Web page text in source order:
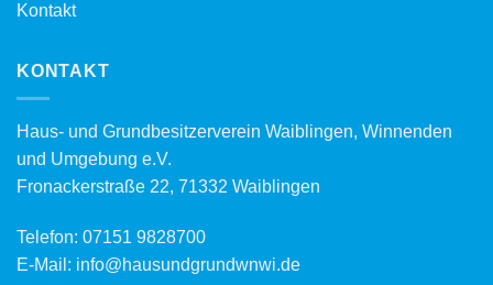
Kontakt
KONTAKT
Haus- und Grundbesitzerverein Waiblingen, Winnenden
und Umgebung e.V.
Fronackerstraße 22, 71332 Waiblingen
Telefon: 07151 9828700
E-Mail: info@hausundgrundwnwi.de